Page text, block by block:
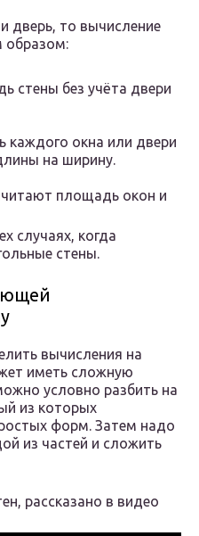
дверь, то вычисление
образом:
стены без учёта двери
каждого окна или двери
на ширину.
площадь окон и
случаях, когда
стены.
вычисления на
иметь сложную
условно разбить на
из которых
форм. Затем надо
из частей и сложить
рассказано в видео